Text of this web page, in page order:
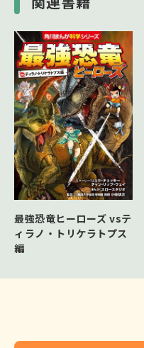
最強恐竜ヒーローズ vsテ
ィラノ・トリケラトプス
編